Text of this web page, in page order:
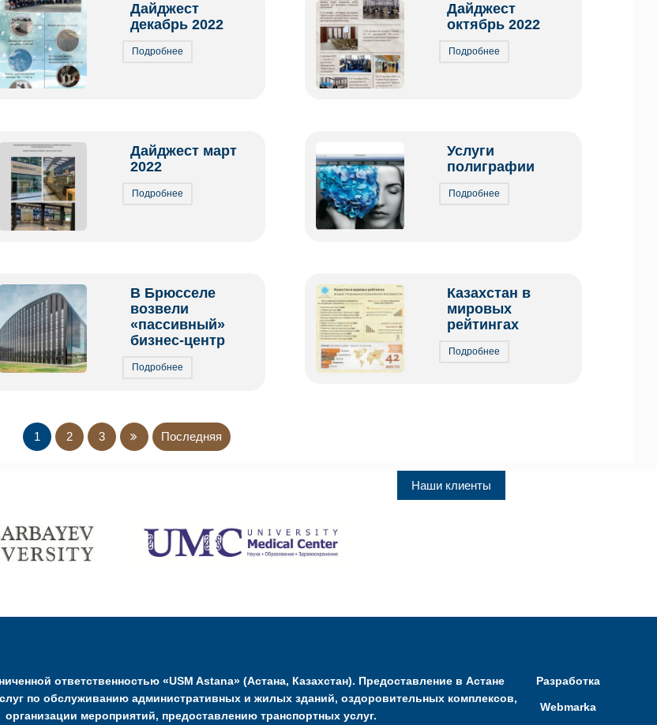
Дайджест
декабрь 2022
Подробнее
Дайджест
октябрь 2022
Подробнее
Дайджест март
2022
Подробнее
Услуги
полиграфии
Подробнее
В Брюсселе
возвели
«пассивный»
бизнес-центр
Подробнее
Казахстан в
мировых
рейтингах
Подробнее
1 2 3 Последняя
Наши клиенты
ответственностью «USM Astana» (Астана, Казахстан). Предоставление в Астане
по обслуживанию административных и жилых зданий, оздоровительных комплексов,
организации мероприятий, предоставлению транспортных услуг.
Разработка
Webmarka